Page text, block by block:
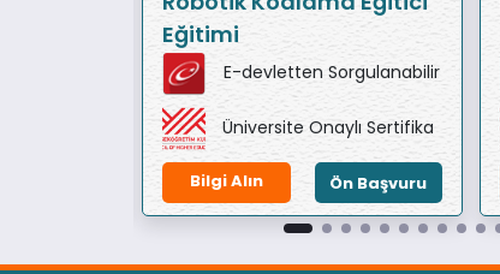
Eğitimi
E-devletten Sorgulanabilir
Üniversite Onaylı Sertifika
Bilgi Alın Ön Başvuru